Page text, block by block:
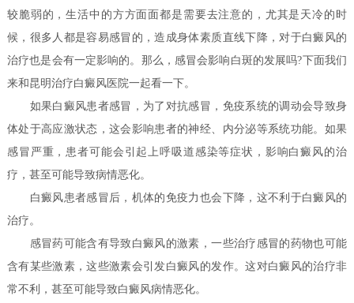
较脆弱的，生活中的方方面面都是需要去注意的，尤其是天冷的时
候，很多人都是容易感冒的，造成身体素质直线下降，对于白癜风的
治疗也是会有一定影响的。那么，感冒会影响白斑的发展吗?下面我们
来和昆明治疗白癜风医院一起看一下。
如果白癜风患者感冒，为了对抗感冒，免疫系统的调动会导致身
体处于高应激状态，这会影响患者的神经、内分泌等系统功能。如果
感冒严重，患者可能会引起上呼吸道感染等症状，影响白癜风的治
疗，甚至可能导致病情恶化。
白癜风患者感冒后，机体的免疫力也会下降，这不利于白癜风的
治疗。
感冒药可能含有导致白癜风的激素，一些治疗感冒的药物也可能
含有某些激素，这些激素会引发白癜风的发作。这对白癜风的治疗非
常不利，甚至可能导致白癜风病情恶化。